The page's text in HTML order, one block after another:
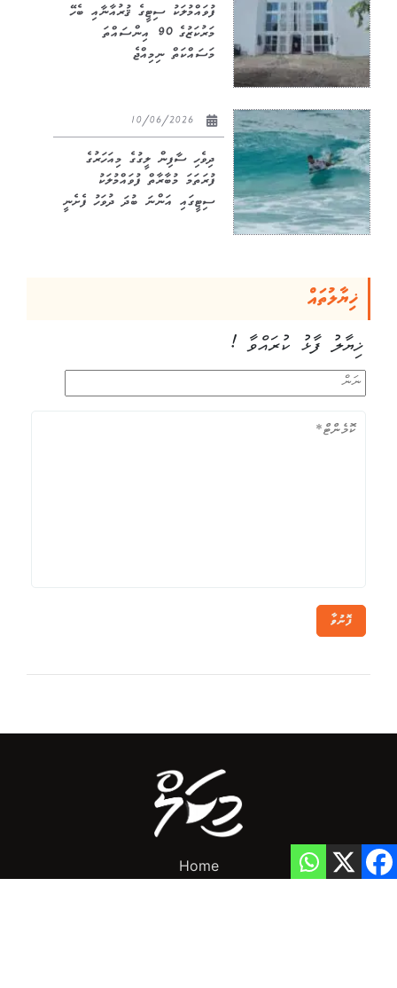
ފުވައްމުލަކު ސިޓީގެ ޤުރުއާނާއި ބެހޭ
މަރުކަޒުގެ 90 އިންސައްތަ
މަސައްކަތް ނިމިއްޖެ
ދިވެހި ސާފިން ލީގުގެ މިއަހަރުގެ
ފުރަތަމަ މުބާރާތް ފުވައްމުލަކު
ސިޓީގައި އަންނަ ބުދަ ދުވަހު ފެށެނީ
ޚިޔާލުތައް
ޚިޔާލު ފާޅު ކުރައްވާ !
ފޮނުވާ
Home